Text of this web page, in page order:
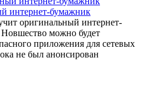
интернет-бумажник
оригинальный интернет-
можно будет
приложения для сетевых
не был анонсирован